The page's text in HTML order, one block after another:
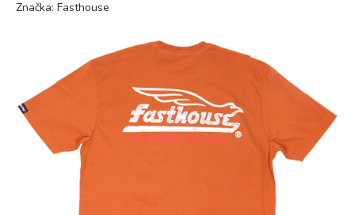
Značka: Fasthouse